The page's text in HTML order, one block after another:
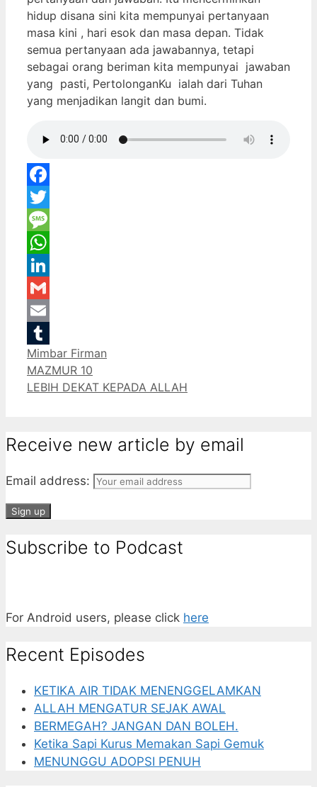
hidup disana sini kita mempunyai pertanyaan
masa kini , hari esok dan masa depan. Tidak
semua pertanyaan ada jawabannya, tetapi
sebagai orang beriman kita mempunyai jawaban
yang pasti, PertolonganKu ialah dari Tuhan
yang menjadikan langit dan bumi.
Facebook
Twitter
Message
WhatsApp
LinkedIn
Gmail
Email
Tumblr
Categories
Mimbar Firman
MAZMUR 10
LEBIH DEKAT KEPADA ALLAH
Receive new article by email
Email address:
Subscribe to Podcast
For Android users, please click here
Recent Episodes
KETIKA AIR TIDAK MENENGGELAMKAN
ALLAH MENGATUR SEJAK AWAL
BERMEGAH? JANGAN DAN BOLEH.
Ketika Sapi Kurus Memakan Sapi Gemuk
MENUNGGU ADOPSI PENUH